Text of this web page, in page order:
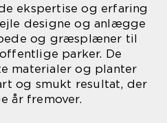
ekspertise og erfaring
designe og anlægge
og græsplæner til
parker. De
materialer og planter
og smukt resultat, der
år fremover.